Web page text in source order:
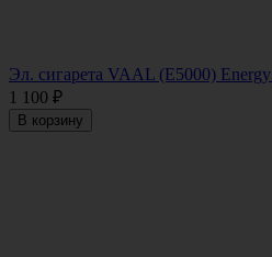
Эл. сигарета VAAL (E5000)
1 100 ₽
В корзину